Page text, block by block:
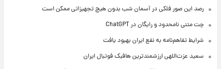
رصد این صور فلکی در آسمان شب بدون هیچ تجهیزاتی ممکن است
چت متنی نامحدود و رایگان در ChatGPT
شرایط تفاهم‌نامه به نفع ایران بهبود یافت
سعید عزت‌اللهی ارزشمندترین هافبک فوتبال ایران